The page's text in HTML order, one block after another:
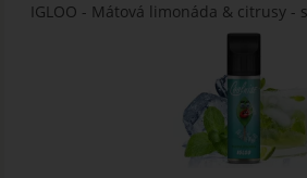
IGLOO - Mátová limonáda & citrusy -